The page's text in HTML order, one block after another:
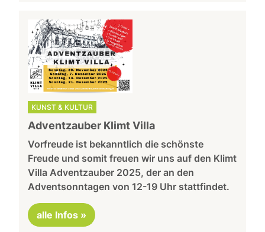
KUNST & KULTUR
Adventzauber Klimt Villa
Vorfreude ist bekanntlich die schönste
Freude und somit freuen wir uns auf den Klimt
Villa Adventzauber 2025, der an den
Adventsonntagen von 12-19 Uhr stattfindet.
alle Infos »